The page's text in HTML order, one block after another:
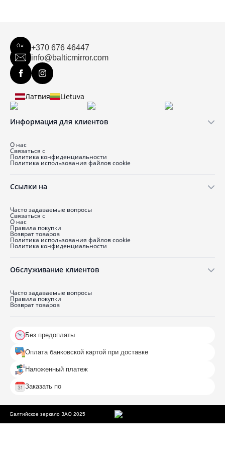
+370 676 46447
info@balticmirror.com
Латвия Lietuva
Информация для клиентов
О нас
Связаться с
Политика конфиденциальности
Политика использования файлов cookie
Ссылки на
Часто задаваемые вопросы
Связаться с
О нас
Правила покупки
Возврат товаров
Политика использования файлов cookie
Политика конфиденциальности
Обслуживание клиентов
Часто задаваемые вопросы
Правила покупки
Возврат товаров
Без предоплаты
Оплата банковской картой при доставке
Наложенный платеж
Заказать по
Балтийское зеркало ЗАО 2025